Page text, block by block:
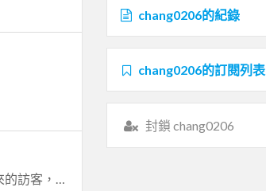
chang0206的紀錄
chang0206的訂閱列表
封鎖 chang0206